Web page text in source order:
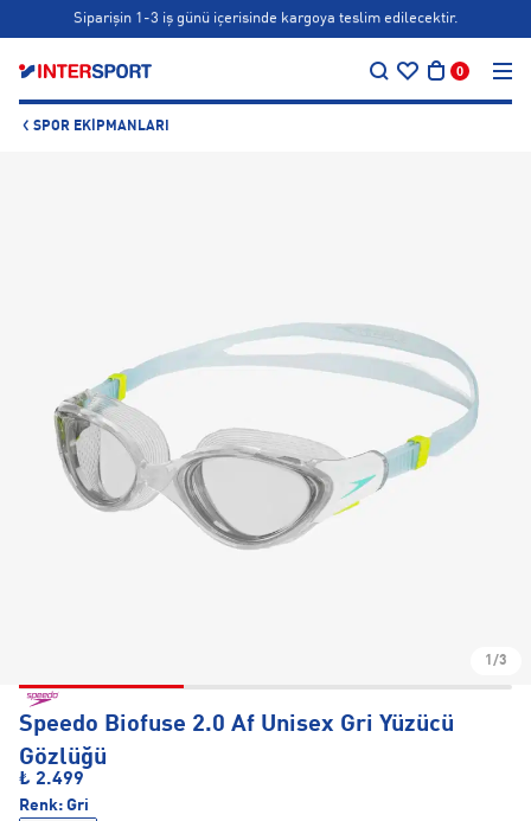
Siparişin 1-3 iş günü içerisinde kargoya teslim edilecektir.
Bonus kartlara özel vade farksız taksit seçenekleri!
0
SPOR EKIPMANLARI
1/3
Speedo Biofuse 2.0 Af Unisex Gri Yüzücü
Gözlüğü
₺ 2.499
Renk: Gri